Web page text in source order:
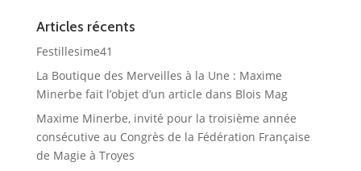
Articles récents
Festillesime41
La Boutique des Merveilles à la Une : Maxime
Minerbe fait l’objet d’un article dans Blois Mag
Maxime Minerbe, invité pour la troisième année
consécutive au Congrès de la Fédération Française
de Magie à Troyes